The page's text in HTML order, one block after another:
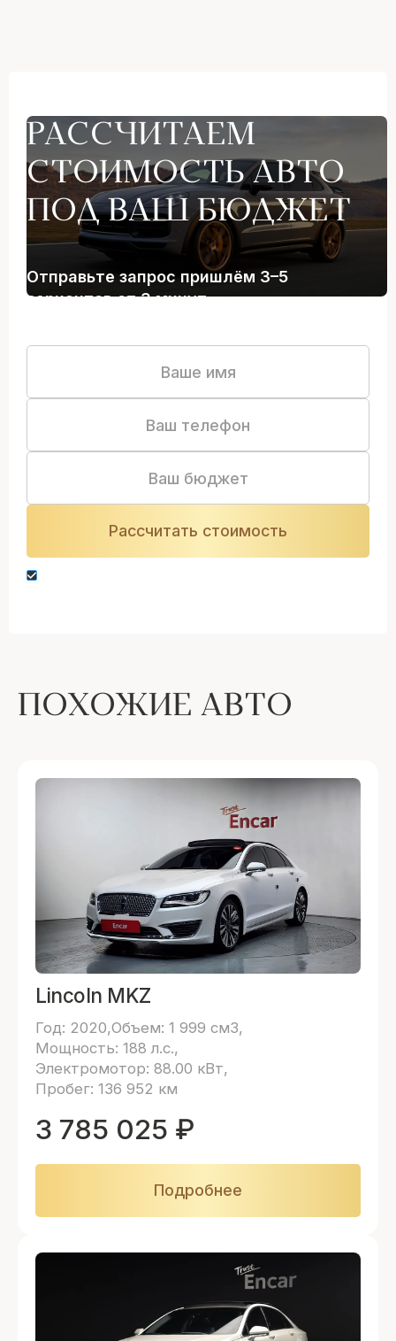
РАССЧИТАЕМ
СТОИМОСТЬ АВТО
ПОД ВАШ БЮДЖЕТ
Отправьте запрос пришлём 3–5
вариантов от 3 минут
ПОХОЖИЕ АВТО
Lincoln MKZ
Год: 2020 Объем: 1 999 см3
Мощность: 188 л.с.
Электромотор: 88.00 кВт
Пробег: 136 952 км
3 785 025 ₽
Подробнее